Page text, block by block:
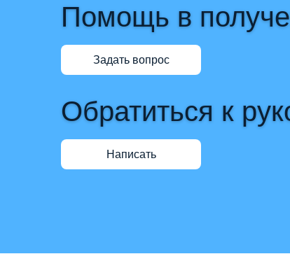
Помощь в
Задать вопрос
Обратиться к
Написать